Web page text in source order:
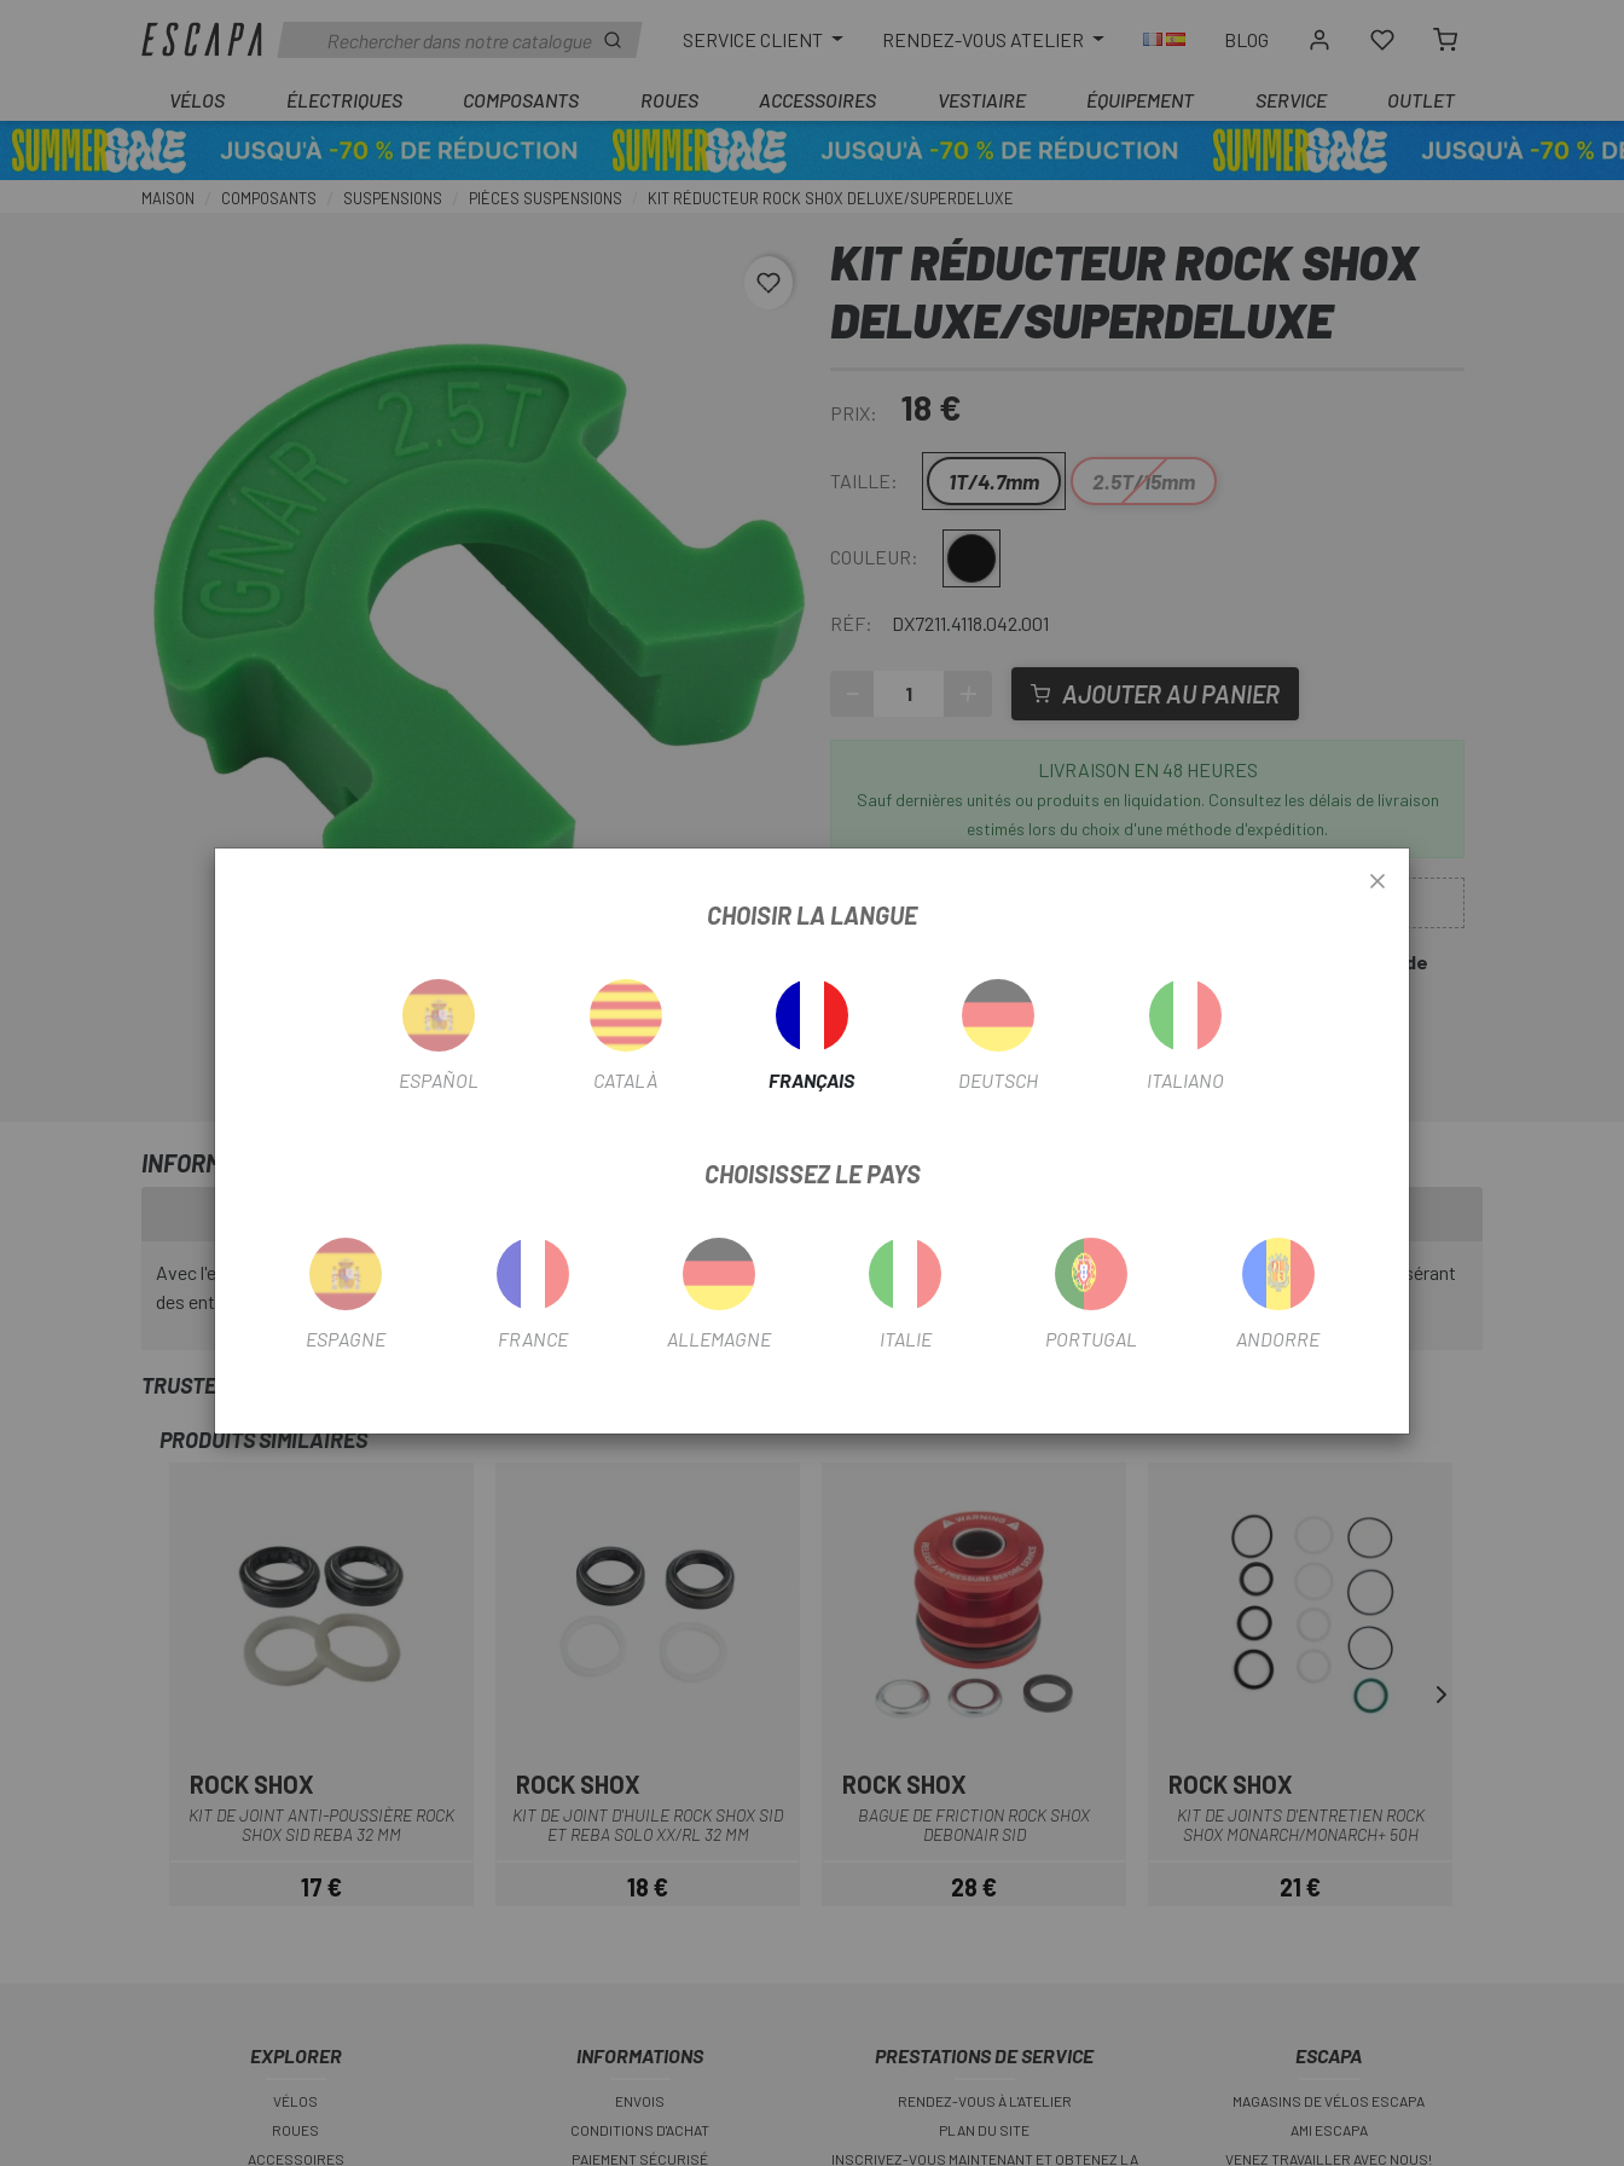
SERVICE CLIENT RENDEZ-VOUS ATELIER BLOG
VÉLOS ÉLECTRIQUES COMPOSANTS ROUES ACCESSOIRES VESTIAIRE ÉQUIPEMENT SERVICE OUTLET
MAISON COMPOSANTS SUSPENSIONS PIÈCES SUSPENSIONS KIT RÉDUCTEUR ROCK SHOX DELUXE/SUPERDELUXE
favorite_border
KIT RÉDUCTEUR ROCK SHOX
DELUXE/SUPERDELUXE
PRIX: 18 €
TAILLE: 1T/4.7mm 2.5T/15mm
COULEUR: Multi
RÉF: DX7211.4118.042.001
AJOUTER AU PANIER
LIVRAISON EN 48 HEURES
Sauf dernières unités ou produits en liquidation. Consultez les délais de livraison
estimés lors du choix d'une méthode d'expédition.
Escapa , comme le KIT de
réducteur Rock Shox Deluxe/superdeluxe.
INFORMATION SUR KIT RÉDUCTEUR ROCK SHOX DELUXE/SUPERDELUXE
Avec l'entretoise de volume RockShox Deluxe / Super Deluxe Gnar Dog 2.5T, vous pouvez modifier les caractéristiques du ressort de votre amortisseur en insérant
des entretoises de volume.
TRUSTED SHOPS REVIEWS
PRODUITS SIMILAIRES
ROCK SHOX
KIT DE JOINT ANTI-POUSSIÈRE ROCK
SHOX SID REBA 32 MM
Prix
17 €
ROCK SHOX
KIT DE JOINT D'HUILE ROCK SHOX SID
ET REBA SOLO XX/RL 32 MM
Prix
18 €
Rouge
ROCK SHOX
BAGUE DE FRICTION ROCK SHOX
DEBONAIR SID
Prix
28 €
ROCK SHOX
KIT DE JOINTS D'ENTRETIEN ROCK
SHOX MONARCH/MONARCH+ 50H
Prix
21 €
EXPLORER
VÉLOS
ROUES
ACCESSOIRES
INFORMATIONS
ENVOIS
CONDITIONS D'ACHAT
PAIEMENT SÉCURISÉ
PRESTATIONS DE SERVICE
RENDEZ-VOUS À L'ATELIER
PLAN DU SITE
INSCRIVEZ-VOUS MAINTENANT ET OBTENEZ LA
ESCAPA
MAGASINS DE VÉLOS ESCAPA
AMI ESCAPA
VENEZ TRAVAILLER AVEC NOUS!
CHOISIR LA LANGUE
ESPAÑOL CATALÀ FRANÇAIS DEUTSCH ITALIANO
CHOISISSEZ LE PAYS
ESPAGNE FRANCE ALLEMAGNE ITALIE PORTUGAL ANDORRE